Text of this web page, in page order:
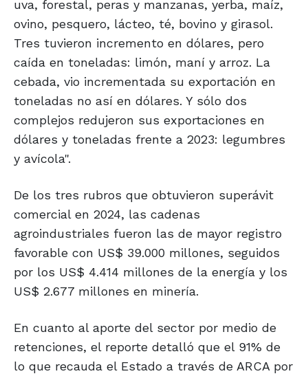
uva, forestal, peras y manzanas, yerba, maíz,
ovino, pesquero, lácteo, té, bovino y girasol.
Tres tuvieron incremento en dólares, pero
caída en toneladas: limón, maní y arroz. La
cebada, vio incrementada su exportación en
toneladas no así en dólares. Y sólo dos
complejos redujeron sus exportaciones en
dólares y toneladas frente a 2023: legumbres
y avícola".
De los tres rubros que obtuvieron superávit
comercial en 2024, las cadenas
agroindustriales fueron las de mayor registro
favorable con US$ 39.000 millones, seguidos
por los US$ 4.414 millones de la energía y los
US$ 2.677 millones en minería.
En cuanto al aporte del sector por medio de
retenciones, el reporte detalló que el 91% de
lo que recauda el Estado a través de ARCA por